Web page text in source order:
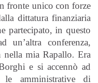
fronte unico con forze
dittatura finanziaria
partecipato, in questo
un’altra conferenza,
nella mia Rapallo. Era
e si accennò ad
le amministrative di